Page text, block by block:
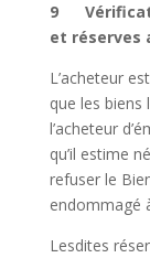
9
et réserves
L’acheteur
que les biens
l’acheteur
qu’il estime
refuser le
endommagé
Lesdites